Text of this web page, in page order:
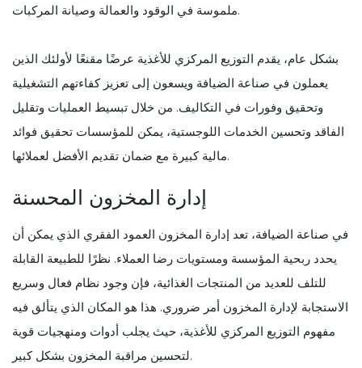
ملموسة في الوقود والعمالة وصيانة المركبات.
بشكل عام، يقدم التوزيع المركزي للأغذية عرضًا مقنعًا لأولئك الذين
يعملون في صناعة الضيافة ويسعون إلى تعزيز كفاءتهم التشغيلية
وتحقيق وفورات في التكاليف. من خلال تبسيط العمليات وتقليل
الفاقد وتحسين الخدمات اللوجستية، يمكن للمؤسسات تحقيق فوائد
مالية كبيرة مع ضمان تقديم الأفضل لعملائها.
إدارة المخزون المحسنة
في صناعة الضيافة، تعد إدارة المخزون العمود الفقري الذي يمكن أن
يحدد ربحية المؤسسة ومستويات رضا العملاء. نظرًا للطبيعة القابلة
للتلف للعديد من المنتجات الغذائية، فإن وجود نظام فعال وسريع
الاستجابة لإدارة المخزون أمر ضروري. هذا هو المكان الذي يتألق فيه
مفهوم التوزيع المركزي للأغذية، حيث يجلب أدوات ومنهجيات قوية
لتحسين مراقبة المخزون بشكل كبير.